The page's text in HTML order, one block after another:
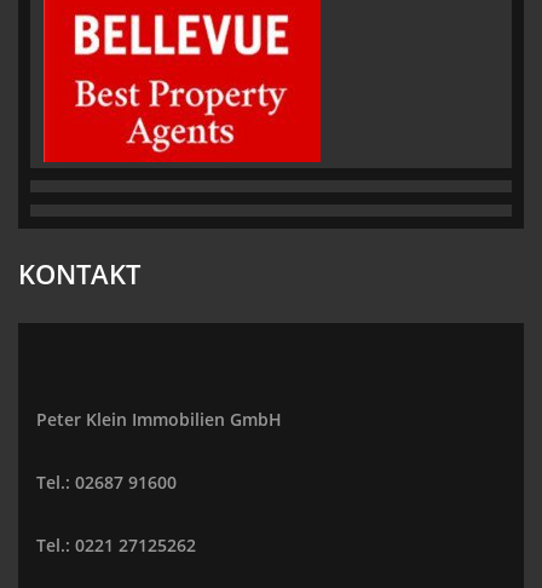
KONTAKT
Peter Klein Immobilien GmbH
Tel.: 02687 91600
Tel.: 0221 27125262